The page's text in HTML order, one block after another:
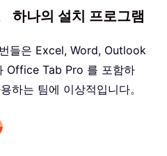
하나의 설치 프로그램
들은 Excel, Word, Outlook
Office Tab Pro 를 포함하
하는 팀에 이상적입니다。